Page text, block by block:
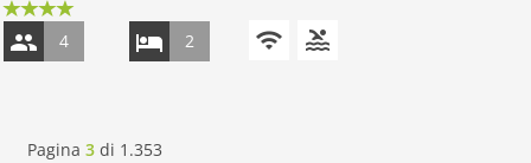
4 2
Pagina 3 di 1.353